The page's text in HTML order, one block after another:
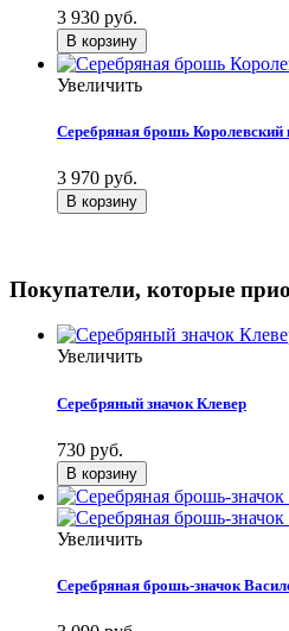
3 930 руб.
Увеличить
Серебряная брошь Королевский
3 970 руб.
Покупатели, которые
Увеличить
Серебряный значок Клевер
730 руб.
Увеличить
Серебряная брошь-значок